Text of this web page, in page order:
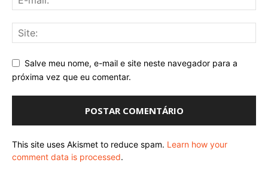
Salve meu nome, e-mail e site neste navegador para a
próxima vez que eu comentar.
This site uses Akismet to reduce spam. Learn how your
comment data is processed.